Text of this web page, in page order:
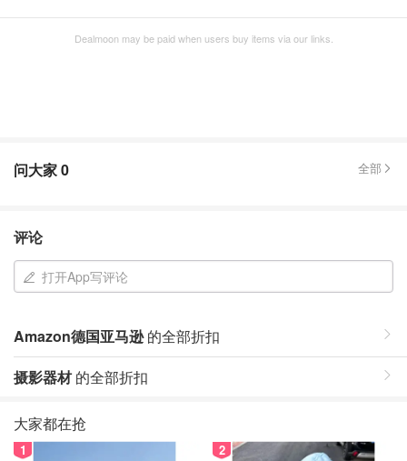
Dealmoon may be paid when users buy items via our links.
问大家0 全部
评论
打开App写评论
Amazon德国亚马逊的全部折扣
摄影器材的全部折扣
大家都在抢
1 2